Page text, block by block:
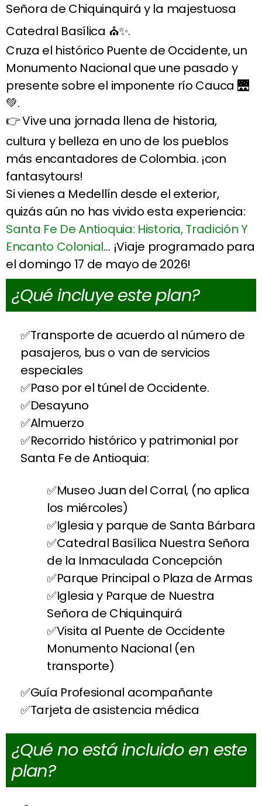
Señora de Chiquinquirá y la majestuosa
Catedral Basílica ⛪✨.
Cruza el histórico Puente de Occidente, un
Monumento Nacional que une pasado y
presente sobre el imponente río Cauca 🌉
💚.
👉 Vive una jornada llena de historia,
cultura y belleza en uno de los pueblos
más encantadores de Colombia. ¡con
fantasytours!
Si vienes a Medellín desde el exterior,
quizás aún no has vivido esta experiencia:
Santa Fe De Antioquia: Historia, Tradición Y
Encanto Colonial… ¡Viaje programado para
el domingo 17 de mayo de 2026!
¿Qué incluye este plan?
Transporte de acuerdo al número de
pasajeros, bus o van de servicios
especiales
Paso por el túnel de Occidente.
Desayuno
Almuerzo
Recorrido histórico y patrimonial por
Santa Fe de Antioquia:
Museo Juan del Corral, (no aplica
los miércoles)
Iglesia y parque de Santa Bárbara
Catedral Basílica Nuestra Señora
de la Inmaculada Concepción
Parque Principal o Plaza de Armas
Iglesia y Parque de Nuestra
Señora de Chiquinquirá
Visita al Puente de Occidente
Monumento Nacional (en
transporte)
Guía Profesional acompañante
Tarjeta de asistencia médica
¿Qué no está incluido en este
plan?